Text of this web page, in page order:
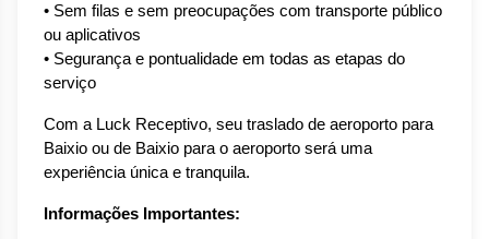
• Sem filas e sem preocupações com transporte público
ou aplicativos
• Segurança e pontualidade em todas as etapas do
serviço
Com a Luck Receptivo, seu traslado de aeroporto para
Baixio ou de Baixio para o aeroporto será uma
experiência única e tranquila.
Informações Importantes: